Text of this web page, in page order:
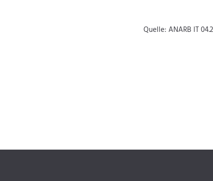
Quelle: ANARB IT